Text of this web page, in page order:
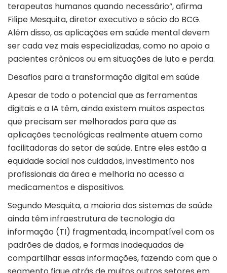
terapeutas humanos quando necessário”, afirma
Filipe Mesquita, diretor executivo e sócio do BCG.
Além disso, as aplicações em saúde mental devem
ser cada vez mais especializadas, como no apoio a
pacientes crônicos ou em situações de luto e perda.
Desafios para a transformação digital em saúde
Apesar de todo o potencial que as ferramentas
digitais e a IA têm, ainda existem muitos aspectos
que precisam ser melhorados para que as
aplicações tecnológicas realmente atuem como
facilitadoras do setor de saúde. Entre eles estão a
equidade social nos cuidados, investimento nos
profissionais da área e melhoria no acesso a
medicamentos e dispositivos.
Segundo Mesquita, a maioria dos sistemas de saúde
ainda têm infraestrutura de tecnologia da
informação (TI) fragmentada, incompatível com os
padrões de dados, e formas inadequadas de
compartilhar essas informações, fazendo com que o